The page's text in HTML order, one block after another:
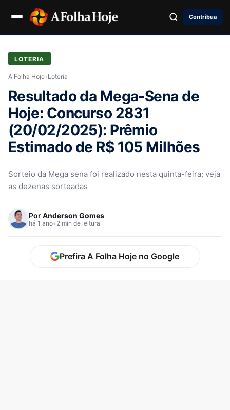
Contribua
LOTERIA
A Folha Hoje› Loteria
Resultado da Mega-Sena de
Hoje: Concurso 2831
(20/02/2025): Prêmio
Estimado de R$ 105 Milhões
Sorteio da Mega sena foi realizado nesta quinta-feira; veja
as dezenas sorteadas
PorAnderson Gomes
há 1 ano• 2 min de leitura
Prefira A Folha Hoje no Google